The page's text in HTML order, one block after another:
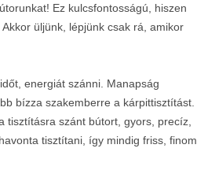
Ez kulcsfontosságú, hiszen
üljünk, lépjünk csak rá, amikor
energiát szánni. Manapság
bízza szakemberre a kárpittisztítást.
tisztításra szánt bútort, gyors, precíz,
tisztítani, így mindig friss, finom